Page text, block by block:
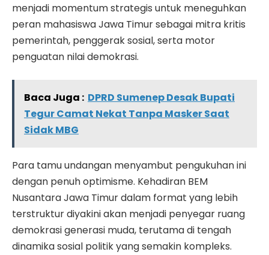
menjadi momentum strategis untuk meneguhkan
peran mahasiswa Jawa Timur sebagai mitra kritis
pemerintah, penggerak sosial, serta motor
penguatan nilai demokrasi.
Baca Juga : DPRD Sumenep Desak Bupati
Tegur Camat Nekat Tanpa Masker Saat
Sidak MBG
Para tamu undangan menyambut pengukuhan ini
dengan penuh optimisme. Kehadiran BEM
Nusantara Jawa Timur dalam format yang lebih
terstruktur diyakini akan menjadi penyegar ruang
demokrasi generasi muda, terutama di tengah
dinamika sosial politik yang semakin kompleks.